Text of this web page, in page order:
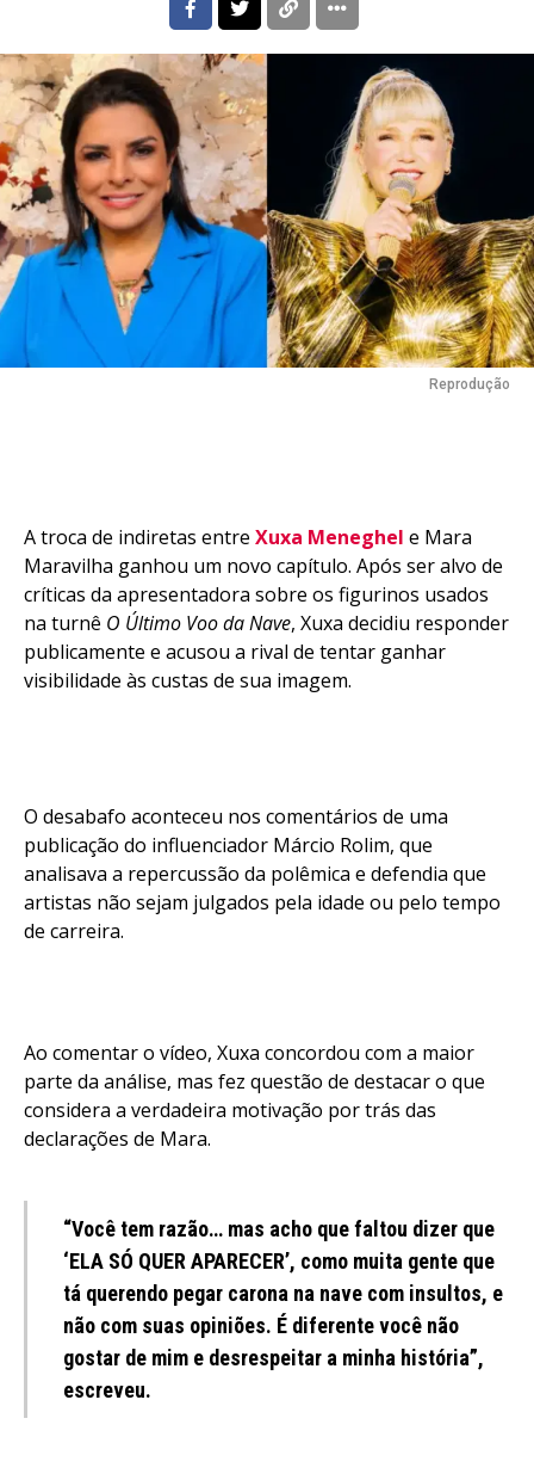
Reprodução
A troca de indiretas entre Xuxa Meneghel e Mara
Maravilha ganhou um novo capítulo. Após ser alvo de
críticas da apresentadora sobre os figurinos usados
na turnê O Último Voo da Nave, Xuxa decidiu responder
publicamente e acusou a rival de tentar ganhar
visibilidade às custas de sua imagem.
O desabafo aconteceu nos comentários de uma
publicação do influenciador Márcio Rolim, que
analisava a repercussão da polêmica e defendia que
artistas não sejam julgados pela idade ou pelo tempo
de carreira.
Ao comentar o vídeo, Xuxa concordou com a maior
parte da análise, mas fez questão de destacar o que
considera a verdadeira motivação por trás das
declarações de Mara.
“Você tem razão… mas acho que faltou dizer que
‘ELA SÓ QUER APARECER’, como muita gente que
tá querendo pegar carona na nave com insultos, e
não com suas opiniões. É diferente você não
gostar de mim e desrespeitar a minha história”,
escreveu.